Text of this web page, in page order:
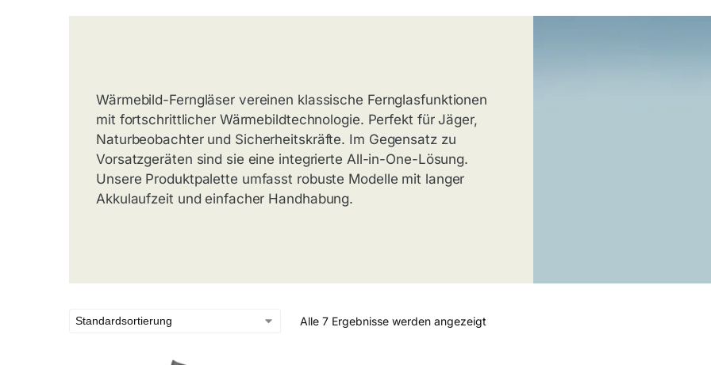
Wärmebild-Ferngläser vereinen klassische Fernglasfunktionen
mit fortschrittlicher Wärmebildtechnologie. Perfekt für Jäger,
Naturbeobachter und Sicherheitskräfte. Im Gegensatz zu
Vorsatzgeräten sind sie eine integrierte All-in-One-Lösung.
Unsere Produktpalette umfasst robuste Modelle mit langer
Akkulaufzeit und einfacher Handhabung.
Alle 7 Ergebnisse werden angezeigt